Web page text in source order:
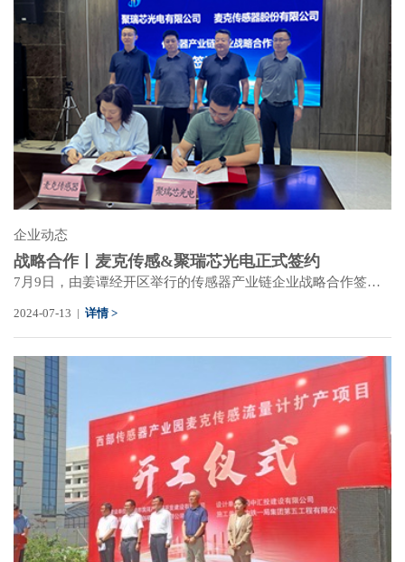
企业动态
战略合作丨麦克传感&聚瑞芯光电正式签约
7月9日，由姜谭经开区举行的传感器产业链企业战略合作签约仪式上，麦克传感与聚瑞芯光电正式签约，双方就未来在传感器领域的产业上下游拓展、技术交流、业务合作等展开深入交流并达成多项关键共识。
2024-07-13 | 详情 >